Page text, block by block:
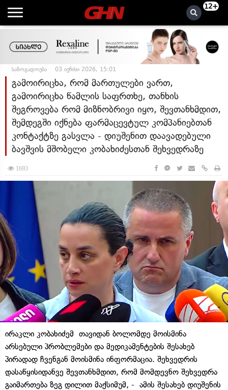
12+
საზოგადოება 03 ივნისი 2026, 15:01
გამოირიცხა, რომ მართულები ვართ,
გამოირიცხა წამლის საფრთხე, თანხის
შეგროვება რომ მიზნობრივი იყო, შევთანხმდით,
შემდეგში იქნება ფარმაცევტულ კომპანიებთან
კონტაქტზე გასვლა - დიუშენით დაავადებული
ბავშვის მშობელი კობახიძესთან შეხვედრაზე
1693
ირაკლი კობახიძემ თავიდან ბოლომდე მოისმინა
არსებული პრობლემები და მედიკამენტების შესახებ
პირადად ჩვენგან მოისმინა ინფორმაცია. შეხვედრის
დასაწყისიდანვე შევთანხმდით, რომ მომდევნო შეხვედრა
გაიმართება ზეგ დილით მაქსიმუმ, - ამის შესახებ დიუშენის